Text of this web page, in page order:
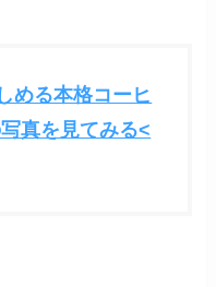
める本格コーヒ
真を見てみる<